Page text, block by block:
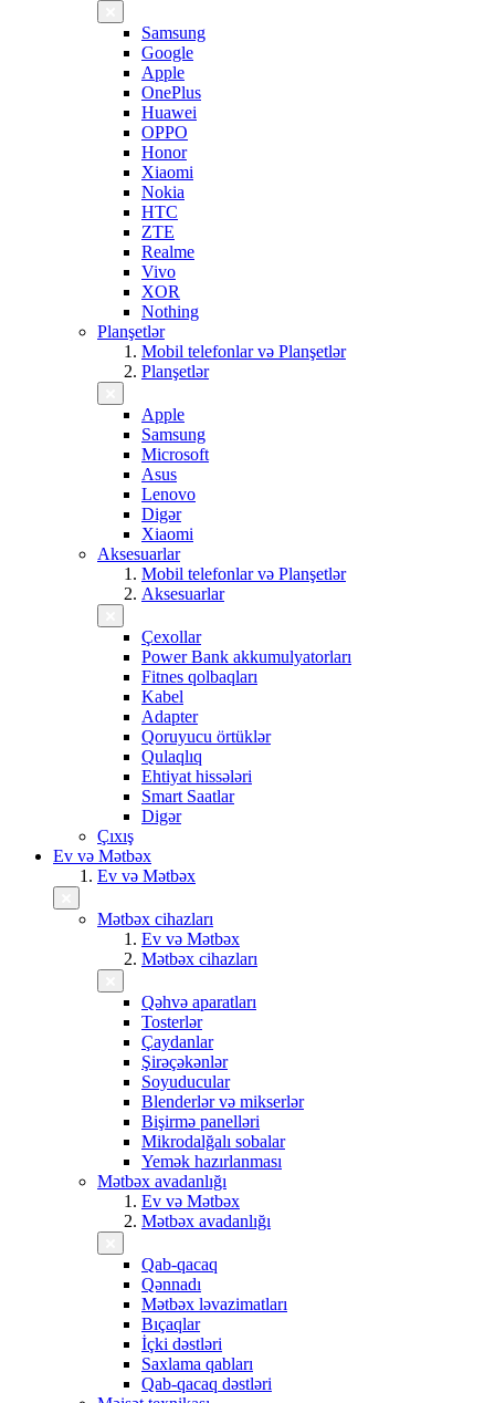
Samsung
Google
Apple
OnePlus
Huawei
OPPO
Honor
Xiaomi
Nokia
HTC
ZTE
Realme
Vivo
XOR
Nothing
Planşetlər
Mobil telefonlar və Planşetlər
Planşetlər
Apple
Samsung
Microsoft
Asus
Lenovo
Digər
Xiaomi
Aksesuarlar
Mobil telefonlar və Planşetlər
Aksesuarlar
Çexollar
Power Bank akkumulyatorları
Fitnes qolbaqları
Kabel
Adapter
Qoruyucu örtüklər
Qulaqlıq
Ehtiyat hissələri
Smart Saatlar
Digər
Çıxış
Ev və Mətbəx
Ev və Mətbəx
Mətbəx cihazları
Ev və Mətbəx
Mətbəx cihazları
Qəhvə aparatları
Tosterlər
Çaydanlar
Şirəçəkənlər
Soyuducular
Blenderlər və mikserlər
Bişirmə panelləri
Mikrodalğalı sobalar
Yemək hazırlanması
Mətbəx avadanlığı
Ev və Mətbəx
Mətbəx avadanlığı
Qab-qacaq
Qənnadı
Mətbəx ləvazimatları
Bıçaqlar
İçki dəstləri
Saxlama qabları
Qab-qacaq dəstləri